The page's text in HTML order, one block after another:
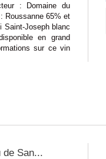
: Domaine du
Roussanne 65% et
Saint-Joseph blanc
en grand
sur ce vin
de San...